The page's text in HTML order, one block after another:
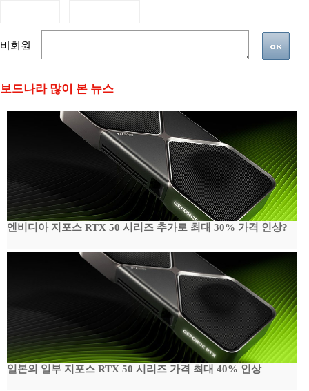
비회원
보드나라 많이 본 뉴스
엔비디아 지포스 RTX 50 시리즈 추가로 최대 30% 가격 인상?
일본의 일부 지포스 RTX 50 시리즈 가격 최대 40% 인상